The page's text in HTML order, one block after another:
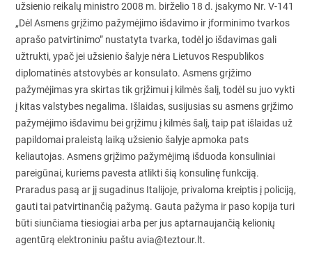
užsienio reikalų ministro 2008 m. birželio 18 d. įsakymo Nr. V-141
„Dėl Asmens grįžimo pažymėjimo išdavimo ir įforminimo tvarkos
aprašo patvirtinimo” nustatyta tvarka, todėl jo išdavimas gali
užtrukti, ypač jei užsienio šalyje nėra Lietuvos Respublikos
diplomatinės atstovybės ar konsulato. Asmens grįžimo
pažymėjimas yra skirtas tik grįžimui į kilmės šalį, todėl su juo vykti
į kitas valstybes negalima. Išlaidas, susijusias su asmens grįžimo
pažymėjimo išdavimu bei grįžimu į kilmės šalį, taip pat išlaidas už
papildomai praleistą laiką užsienio šalyje apmoka pats
keliautojas. Asmens grįžimo pažymėjimą išduoda konsuliniai
pareigūnai, kuriems pavesta atlikti šią konsulinę funkciją.
Praradus pasą ar jį sugadinus Italijoje, privaloma kreiptis į policiją,
gauti tai patvirtinančią pažymą. Gauta pažyma ir paso kopija turi
būti siunčiama tiesiogiai arba per jus aptarnaujančią kelionių
agentūrą elektroniniu paštu avia@teztour.lt.